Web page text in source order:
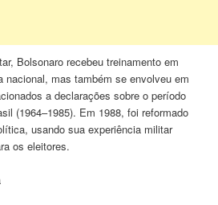
Bolsonaro recebeu treinamento em
nacional, mas também se envolveu em
a declarações sobre o período
(1964–1985). Em 1988, foi reformado
usando sua experiência militar
os eleitores.